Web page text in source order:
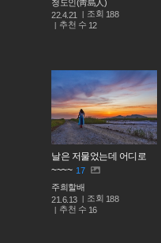
청도인(靑島人)
22.4.21
조회 188
추천 수 12
날은 저물었는데 어디로
~~~~ 17
주희할배
21.6.13
조회 188
추천 수 16